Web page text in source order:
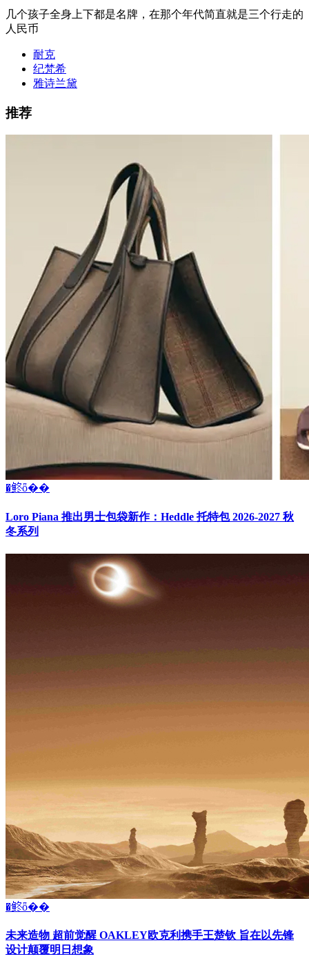
几个孩子全身上下都是名牌，在那个年代简直就是三个行走的
人民币
耐克
纪梵希
雅诗兰黛
推荐
�鿴ȫ��
Loro Piana 推出男士包袋新作：Heddle 托特包 2026-2027 秋
冬系列
�鿴ȫ��
未来造物 超前觉醒 OAKLEY欧克利携手王楚钦 旨在以先锋
设计颠覆明日想象